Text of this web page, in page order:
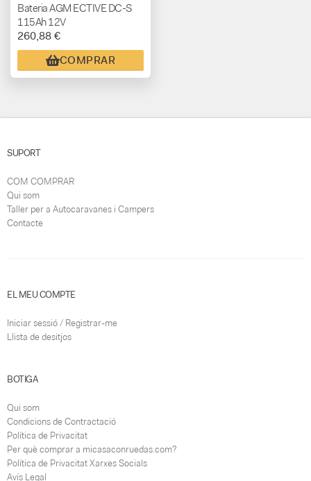
Bateria AGM ECTIVE DC-S
115Ah 12V
260,88 €
COMPRAR
SUPORT
COM COMPRAR
Qui som
Taller per a Autocaravanes i Campers
Contacte
EL MEU COMPTE
Iniciar sessió / Registrar-me
Llista de desitjos
BOTIGA
Qui som
Condicions de Contractació
Política de Privacitat
Per què comprar a micasaconruedas.com?
Política de Privacitat Xarxes Socials
Avís Legal